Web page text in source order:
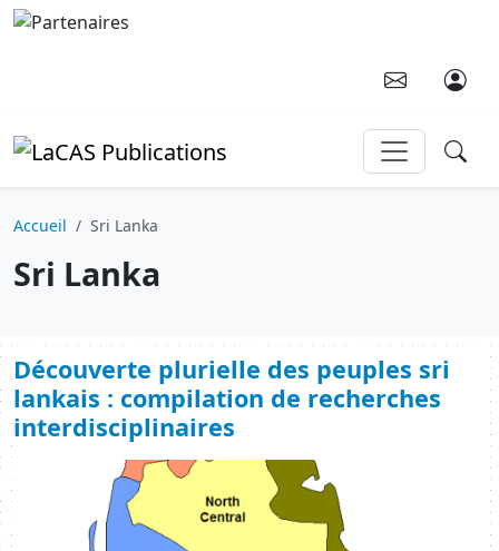
Aller au contenu principal
Accueil Sri Lanka
Sri Lanka
Découverte plurielle des peuples sri
lankais : compilation de recherches
interdisciplinaires